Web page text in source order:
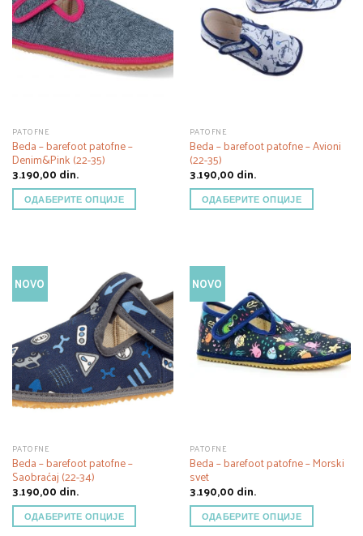
PATOFNE
Beda – barefoot patofne –
Denim&Pink (22-35)
3.190,00 din.
ОДАБЕРИТЕ ОПЦИЈЕ
PATOFNE
Beda – barefoot patofne – Avioni
(22-35)
3.190,00 din.
ОДАБЕРИТЕ ОПЦИЈЕ
NOVO
PATOFNE
Beda – barefoot patofne –
Saobraćaj (22-34)
3.190,00 din.
ОДАБЕРИТЕ ОПЦИЈЕ
NOVO
PATOFNE
Beda – barefoot patofne – Morski
svet
3.190,00 din.
ОДАБЕРИТЕ ОПЦИЈЕ